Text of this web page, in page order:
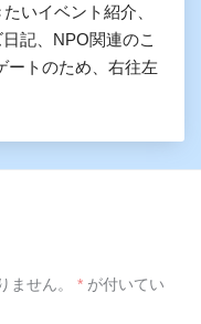
いイベント紹介、
記、NPO関連のこ
ートのため、右往左
ません。 * が付いてい